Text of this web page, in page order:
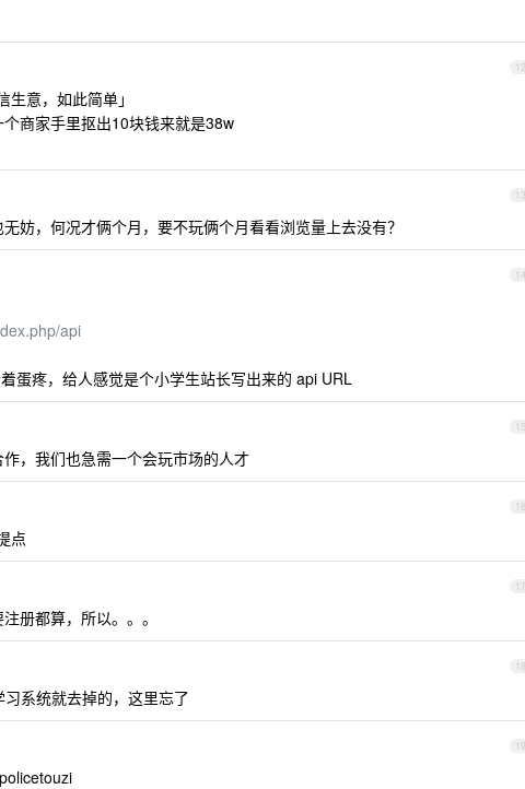
12
生意，如此简单」
商家手里抠出10块钱来就是38w
13
妨，何况才俩个月，要不玩俩个月看看浏览量上去没有？
14
api
蛋疼，给人感觉是个小学生站长写出来的 api URL
15
，我们也急需一个会玩市场的人才
16
点
17
册都算，所以。。。
18
系统就去掉的，这里忘了
19